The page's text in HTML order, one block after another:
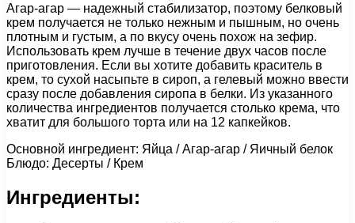
Агар-агар — надежный стабилизатор, поэтому белковый
крем получается не только нежным и пышным, но очень
плотным и густым, а по вкусу очень похож на зефир.
Использовать крем лучше в течение двух часов после
приготовления. Если вы хотите добавить краситель в
крем, то сухой насыпьте в сироп, а гелевый можно ввести
сразу после добавления сиропа в белки. Из указанного
количества ингредиентов получается столько крема, что
хватит для большого торта или на 12 капкейков.
Основной ингредиент: Яйца / Агар-агар / Яичный белок
Блюдо: Десерты / Крем
Ингредиенты: